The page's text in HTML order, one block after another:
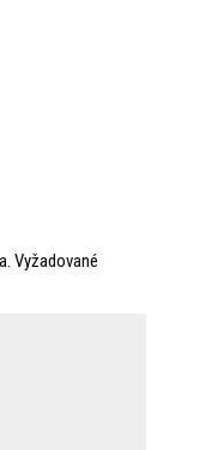
Vyžadované